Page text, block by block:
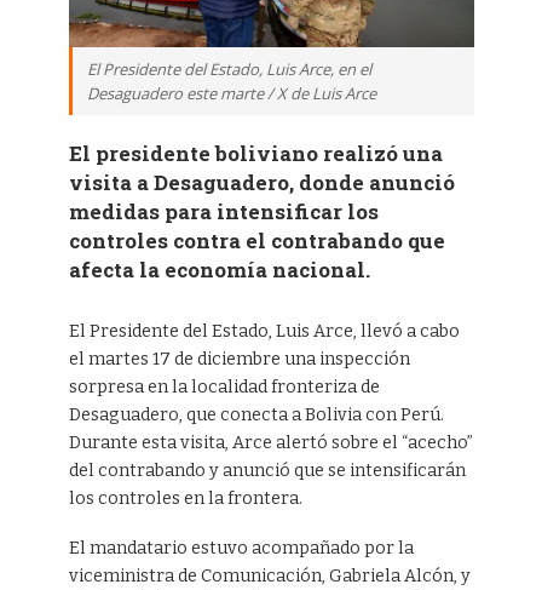
El Presidente del Estado, Luis Arce, en el
Desaguadero este marte / X de Luis Arce
El presidente boliviano realizó una
visita a Desaguadero, donde anunció
medidas para intensificar los
controles contra el contrabando que
afecta la economía nacional.
El Presidente del Estado, Luis Arce, llevó a cabo
el martes 17 de diciembre una inspección
sorpresa en la localidad fronteriza de
Desaguadero, que conecta a Bolivia con Perú.
Durante esta visita, Arce alertó sobre el “acecho”
del contrabando y anunció que se intensificarán
los controles en la frontera.
El mandatario estuvo acompañado por la
viceministra de Comunicación, Gabriela Alcón, y